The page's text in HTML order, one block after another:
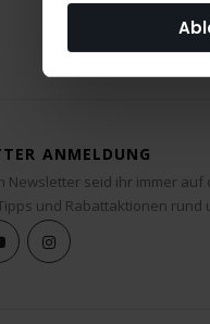
ANMELDUNG
Newsletter seid ihr immer auf
und Rabattaktionen rund